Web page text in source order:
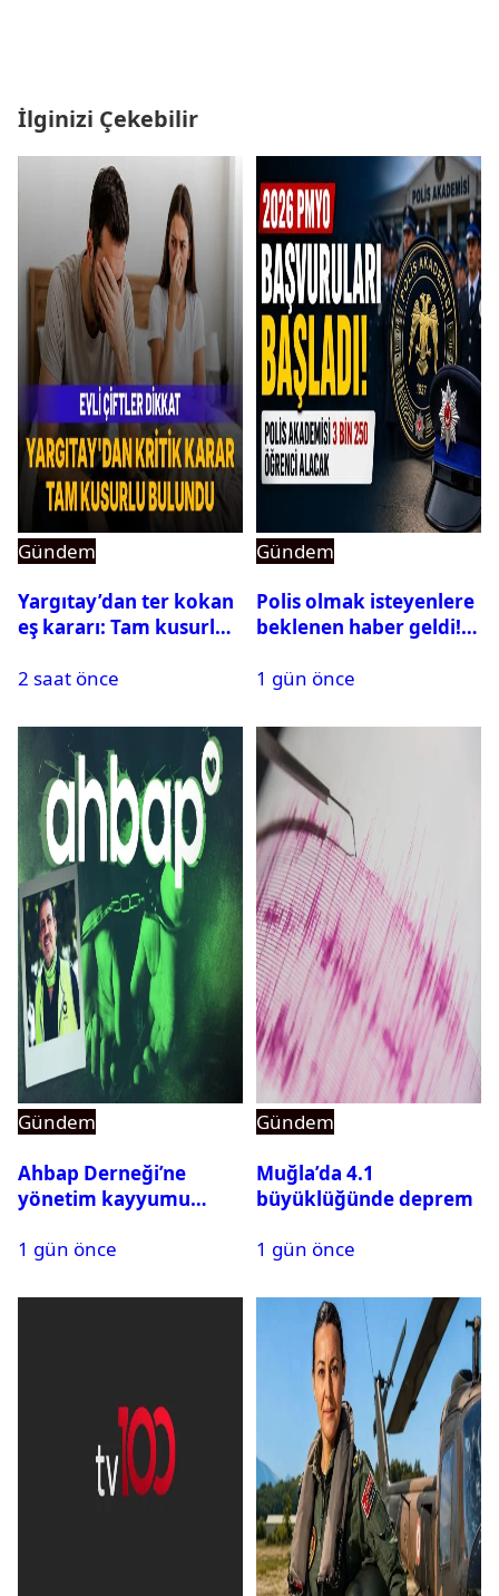
İlginizi Çekebilir
Gündem
Yargıtay’dan ter kokan
eş kararı: Tam kusurlu
2 saat önce
Gündem
Polis olmak isteyenlere
beklenen haber geldi!
1 gün önce
Gündem
Ahbap Derneği’ne
yönetim kayyumu
açıldı
1 gün önce
Gündem
Muğla’da 4.1
büyüklüğünde deprem
1 gün önce